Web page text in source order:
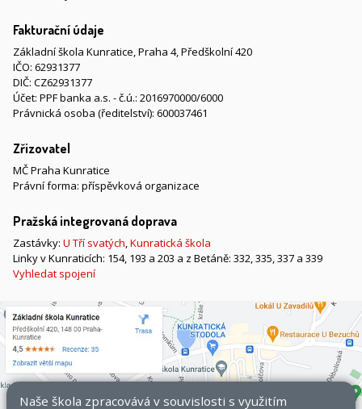
Fakturační údaje
Základní škola Kunratice, Praha 4, Předškolní 420
IČO: 62931377
DIČ: CZ62931377
Účet: PPF banka a.s. - č.ú.: 2016970000/6000
Právnická osoba (ředitelství): 600037461
Zřizovatel
MČ Praha Kunratice
Právní forma: příspěvková organizace
Pražská integrovaná doprava
Zastávky: U Tří svatých,Kunratická škola
Linky v Kunraticích: 154, 193 a 203 a z Betáně: 332, 335, 337 a 339
Vyhledat spojení
Naše škola zpracovává v souvislosti s využitím